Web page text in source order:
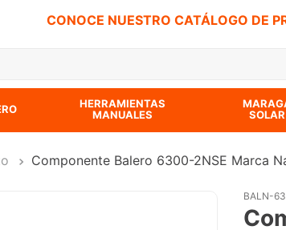
CONOCE NUESTRO CATÁLOGO DE
HERRAMIENTAS
MANUALES
SOLAR
Componente Balero 6300-2NSE Marca
BALN-
MÁS BUSCADOS